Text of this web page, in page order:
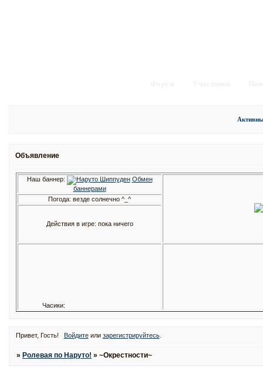
Объявление
Наш баннер:
Обмен
баннерами
Погода: везде солнечно ^_^
Действия в игре: пока ничего
Часики:
Привет, Гость! Войдитеили зарегистрируйтесь.
» Ролевая по Наруто! »~Окрестности~